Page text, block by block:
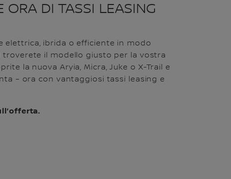
ORA DI TASSI LEASING
elettrica, ibrida o efficiente in modo
troverete il modello giusto per la vostra
la nuova Aryia, Micra, Juke o X-Trail e
– ora con vantaggiosi tassi leasing e